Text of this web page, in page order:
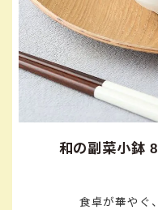
和の副菜小鉢
食卓が華やぐ